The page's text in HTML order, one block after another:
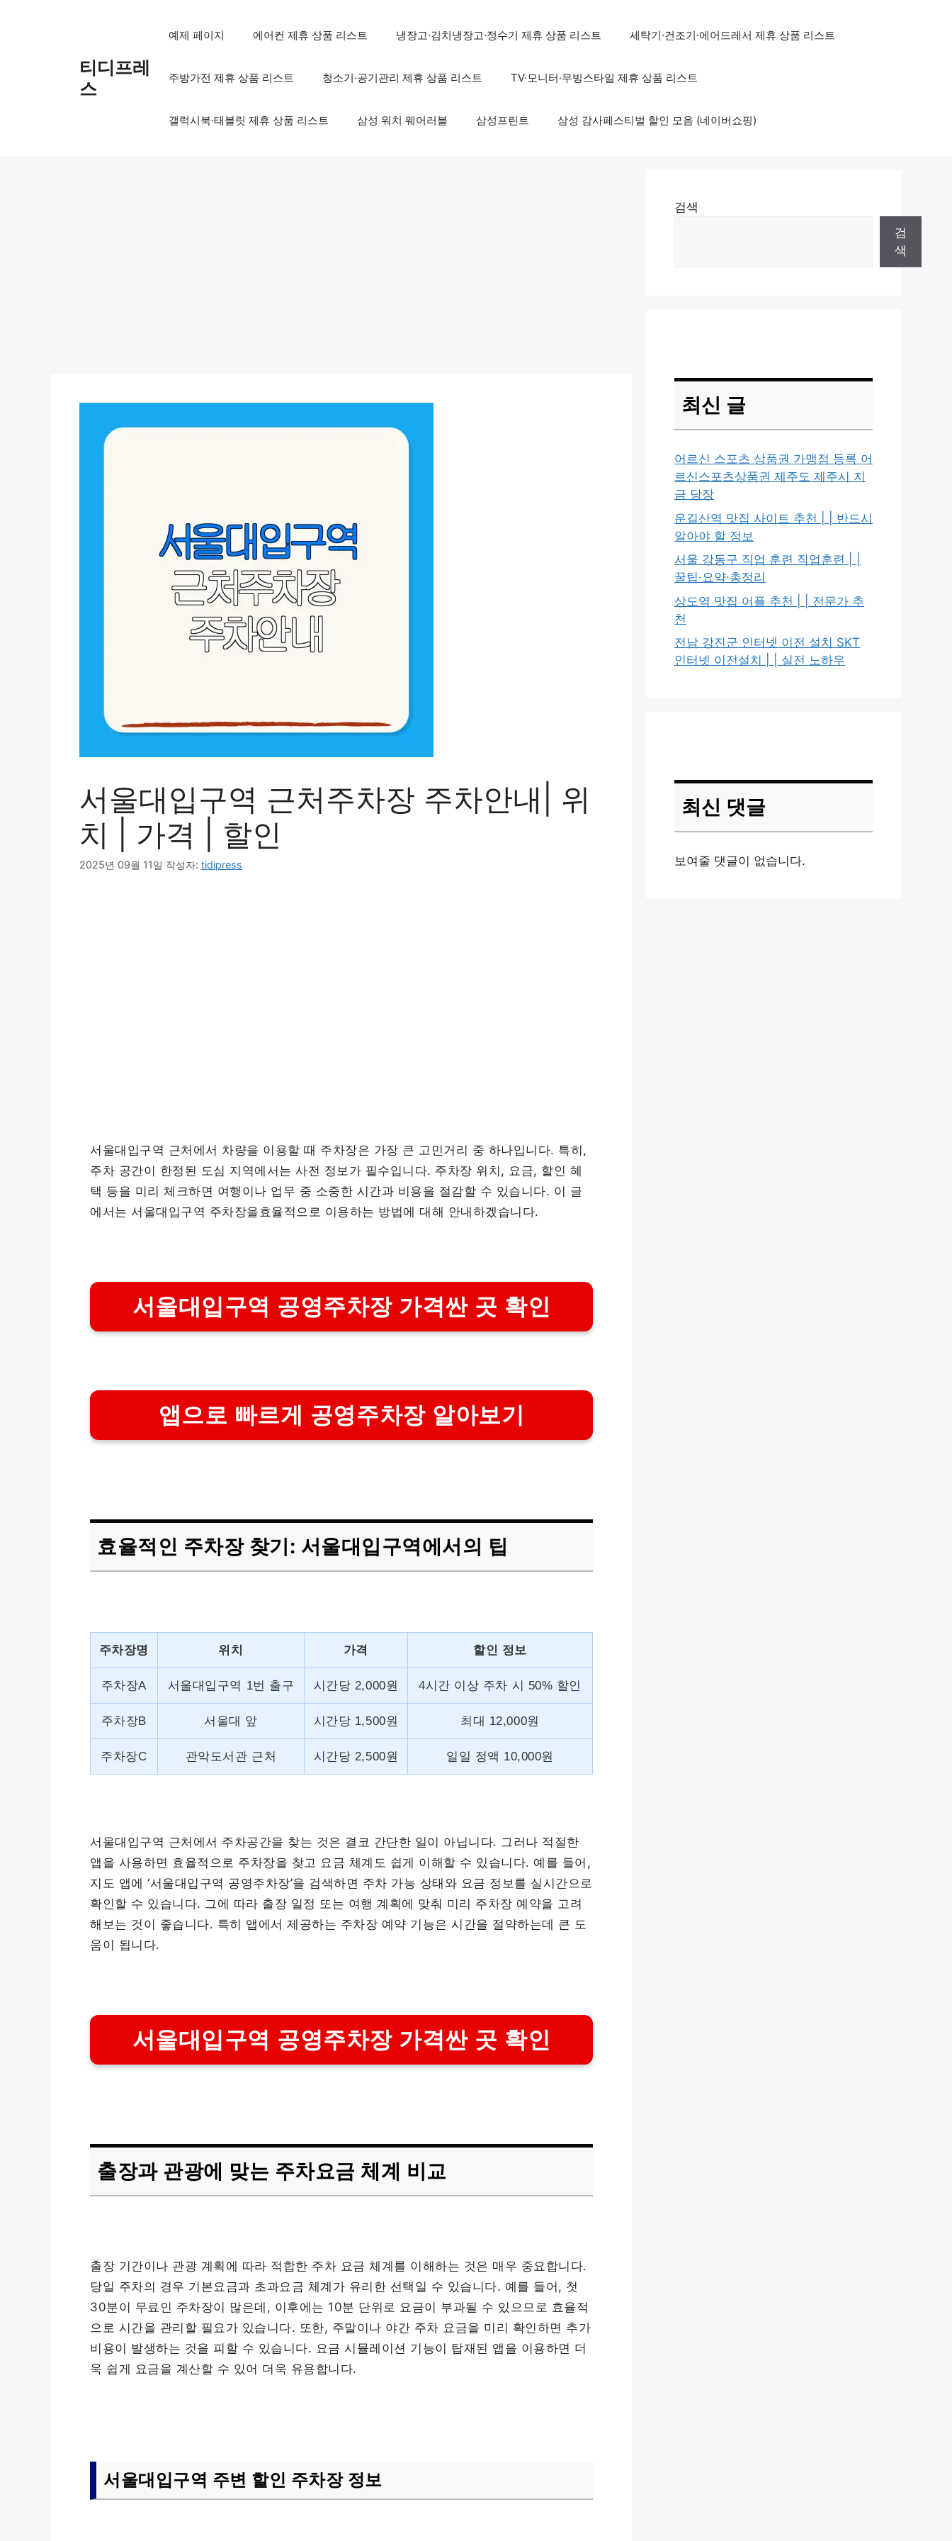
티디프레
스
예제 페이지 에어컨 제휴 상품 리스트 냉장고·김치냉장고·정수기 제휴 상품 리스트 세탁기·건조기·에어드레서 제휴 상품 리스트
주방가전 제휴 상품 리스트 청소기·공기관리 제휴 상품 리스트 TV·모니터·무빙스타일 제휴 상품 리스트
갤럭시북·태블릿 제휴 상품 리스트 삼성 워치 웨어러블 삼성프린트 삼성 감사페스티벌 할인 모음 (네이버쇼핑)
서울대입구역 근처주차장 주차안내| 위
치 | 가격 | 할인
2025년 09월 11일 작성자: tidipress
서울대입구역 근처에서 차량을 이용할 때 주차장은 가장 큰 고민거리 중 하나입니다. 특히,
주차 공간이 한정된 도심 지역에서는 사전 정보가 필수입니다. 주차장 위치, 요금, 할인 혜
택 등을 미리 체크하면 여행이나 업무 중 소중한 시간과 비용을 절감할 수 있습니다. 이 글
에서는 서울대입구역 주차장을효율적으로 이용하는 방법에 대해 안내하겠습니다.
서울대입구역 공영주차장 가격싼 곳 확인
앱으로 빠르게 공영주차장 알아보기
효율적인 주차장 찾기: 서울대입구역에서의 팁
주차장명 위치 가격 할인 정보
주차장A 서울대입구역 1번 출구 시간당 2,000원 4시간 이상 주차 시 50% 할인
주차장B 서울대 앞 시간당 1,500원 최대 12,000원
주차장C 관악도서관 근처 시간당 2,500원 일일 정액 10,000원
서울대입구역 근처에서 주차공간을 찾는 것은 결코 간단한 일이 아닙니다. 그러나 적절한
앱을 사용하면 효율적으로 주차장을 찾고 요금 체계도 쉽게 이해할 수 있습니다. 예를 들어,
지도 앱에 ‘서울대입구역 공영주차장’을 검색하면 주차 가능 상태와 요금 정보를 실시간으로
확인할 수 있습니다. 그에 따라 출장 일정 또는 여행 계획에 맞춰 미리 주차장 예약을 고려
해보는 것이 좋습니다. 특히 앱에서 제공하는 주차장 예약 기능은 시간을 절약하는데 큰 도
움이 됩니다.
서울대입구역 공영주차장 가격싼 곳 확인
출장과 관광에 맞는 주차요금 체계 비교
출장 기간이나 관광 계획에 따라 적합한 주차 요금 체계를 이해하는 것은 매우 중요합니다.
당일 주차의 경우 기본요금과 초과요금 체계가 유리한 선택일 수 있습니다. 예를 들어, 첫
30분이 무료인 주차장이 많은데, 이후에는 10분 단위로 요금이 부과될 수 있으므로 효율적
으로 시간을 관리할 필요가 있습니다. 또한, 주말이나 야간 주차 요금을 미리 확인하면 추가
비용이 발생하는 것을 피할 수 있습니다. 요금 시뮬레이션 기능이 탑재된 앱을 이용하면 더
욱 쉽게 요금을 계산할 수 있어 더욱 유용합니다.
서울대입구역 주변 할인 주차장 정보
검색
검
색
최신 글
어르신 스포츠 상품권 가맹점 등록 어
르신스포츠상품권 제주도 제주시 지
금 당장
운길산역 맛집 사이트 추천 | | 반드시
알아야 할 정보
서울 강동구 직업 훈련 직업훈련 | |
꿀팁·요약·총정리
상도역 맛집 어플 추천 | | 전문가 추
천
전남 강진군 인터넷 이전 설치 SKT
인터넷 이전설치 | | 실전 노하우
최신 댓글
보여줄 댓글이 없습니다.